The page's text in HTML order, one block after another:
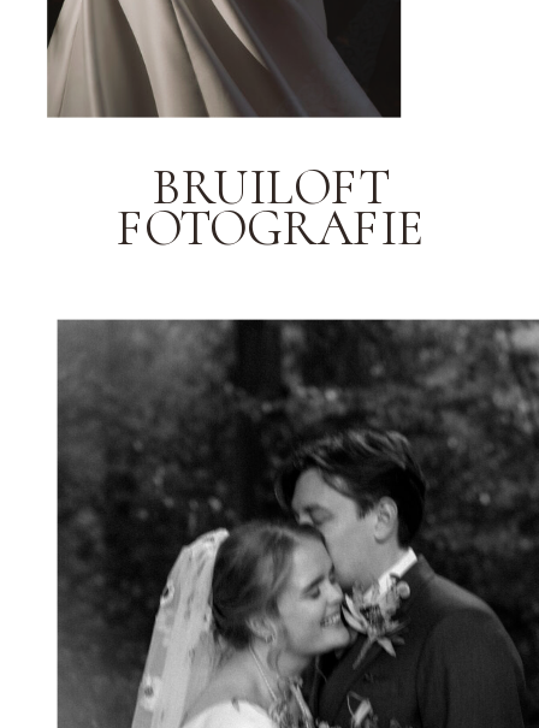
BRUILOFT
FOTOGRAFIE